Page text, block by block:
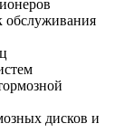
обслуживания
дисков и